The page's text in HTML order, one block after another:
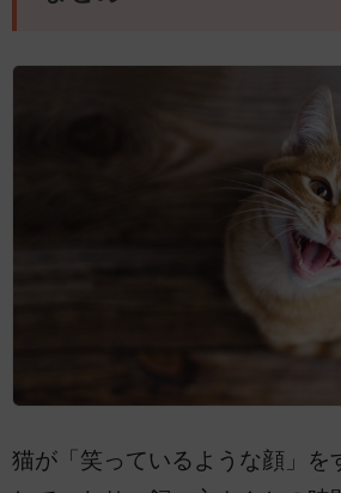
猫が「笑っているような顔」を